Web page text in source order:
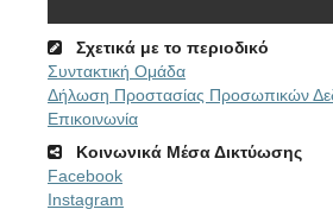
Σχετικά με το περιοδικό
Συντακτική Ομάδα
Δήλωση Προστασίας Προσωπικών
Επικοινωνία
Κοινωνικά Μέσα Δικτύωσης
Facebook
Instagram